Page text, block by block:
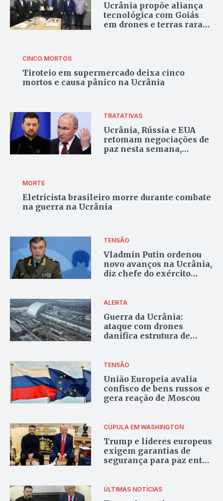
Ucrânia propõe aliança
tecnológica com Goiás
em drones e terras raras
CINCO MORTOS
Tiroteio em supermercado deixa cinco
mortos e causa pânico na Ucrânia
TRATATIVAS
Ucrânia, Rússia e EUA
retomam negociações de
paz nesta semana,
MORTE
Eletricista brasileiro morre durante combate
na guerra na Ucrânia
TENSÃO
Vladmin Putin ordenou
novo avanços na Ucrânia,
diz chefe do exército
ALERTA
Guerra da Ucrânia:
ataque com drones
danifica estrutura de
TENSÃO
União Europeia avalia
confisco de bens russos e
gera reação de Moscou
CÚPULA EM WASHINGTON
Trump e líderes europeus
exigem garantias de
segurança para paz entre
ÚLTIMAS NOTÍCIAS